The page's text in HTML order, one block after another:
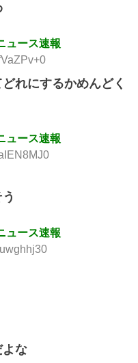
ュース速報
れにするかめんどく
ュース速報
ュース速報
よな